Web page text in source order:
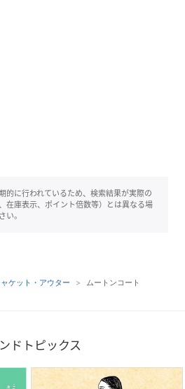
的に行われているため、検索結果が実際の
在庫表示、ポイント倍数等）とは異なる場
い。
ケット・アウター ムートンコート
ドトピックス